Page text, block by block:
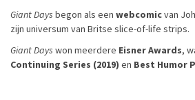
Giant Days begon als een webcomicvan
zijn universum van Britse slice-of-life strips.
Giant Days won meerdere Eisner Awards,
Continuing Series (2019) en Best Humor